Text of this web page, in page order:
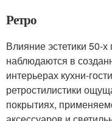
Ретро
Влияние эстетики 50-
наблюдаются в
интерьерах кухни-
ретростилистики
покрытиях,